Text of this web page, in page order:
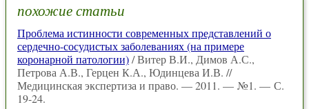
похожие статьи
Проблема истинности современных представлений о
сердечно-сосудистых заболеваниях (на примере
коронарной патологии)/ Витер В.И., Димов А.С.,
Петрова А.В., Герцен К.А., Юдинцева И.В. //
Медицинская экспертиза и право. — 2011. — №1. — С.
19-24.